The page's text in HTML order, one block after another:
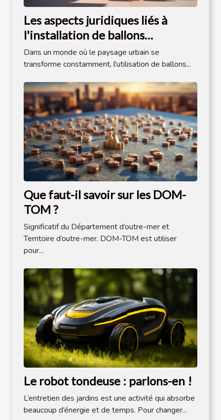
Les aspects juridiques liés à
l'installation de ballons
publicitaires dans l'espace public
Dans un monde où le paysage urbain se
transforme constamment, l'utilisation de ballons...
Que faut-il savoir sur les DOM-
TOM ?
Significatif du Département d’outre-mer et
Territoire d’outre-mer. DOM-TOM est utiliser
pour...
Le robot tondeuse : parlons-en !
L’entretien des jardins est une activité qui absorbe
beaucoup d’énergie et de temps. Pour changer...